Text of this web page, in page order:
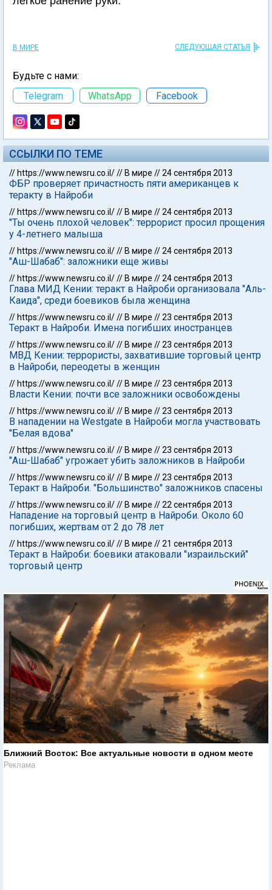
В МИРЕ СЛЕДУЮЩАЯ СТАТЬЯ
Будьте с нами:
Telegram
WhatsApp Facebook
ССЫЛКИ ПО ТЕМЕ
// https://www.newsru.co.il/// В мире //24 сентября 2013
ФБР проверяет причастность пяти американцев к
теракту в Найроби
// https://www.newsru.co.il/// В мире //24 сентября 2013
"Ты очень плохой человек": террорист просил прощения
у 4-летнего малыша
// https://www.newsru.co.il/// В мире //24 сентября 2013
"Аш-Шабаб": заложники еще живы
// https://www.newsru.co.il/// В мире //24 сентября 2013
Глава МИД Кении: теракт в Найроби организовала "Аль-
Каида", среди боевиков была женщина
// https://www.newsru.co.il/// В мире //23 сентября 2013
Теракт в Найроби. Имена погибших иностранцев
// https://www.newsru.co.il/// В мире //23 сентября 2013
МВД Кении: террористы, захватившие торговый центр
в Найроби, переодеты в женщин
// https://www.newsru.co.il/// В мире //23 сентября 2013
Власти Кении: почти все заложники освобождены
// https://www.newsru.co.il/// В мире //23 сентября 2013
В нападении на Westgate в Найроби могла участвовать
"Белая вдова"
// https://www.newsru.co.il/// В мире //23 сентября 2013
"Аш-Шабаб" угрожает убить заложников в Найроби
// https://www.newsru.co.il/// В мире //23 сентября 2013
Теракт в Найроби. "Большинство" заложников спасены
// https://www.newsru.co.il/// В мире //22 сентября 2013
Нападение на торговый центр в Найроби. Около 60
погибших, жертвам от 2 до 78 лет
// https://www.newsru.co.il/// В мире //21 сентября 2013
Теракт в Найроби: боевики атаковали "израильский"
торговый центр
Ближний Восток: Все актуальные новости в одном месте
Реклама